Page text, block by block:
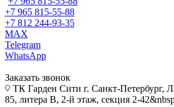
+7 965 815-55-88
+7 812 244-93-35
MAX
Telegram
WhatsApp
Заказать звонок
ТК Гарден Сити г. Санкт-Петербург,
85, литера В, 2-й этаж, секция 2-